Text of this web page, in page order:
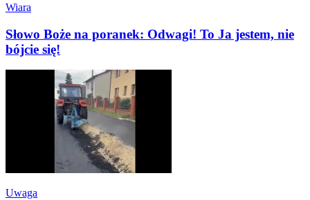
Wiara
Słowo Boże na poranek: Odwagi! To Ja jestem, nie
bójcie się!
Uwaga